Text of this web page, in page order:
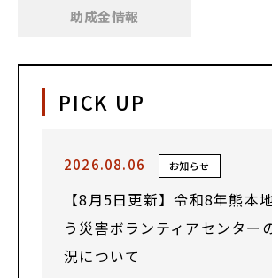
助成金情報
PICK UP
2026.08.06 お知らせ
【8月5日更新】令和8年熊本
う災害ボランティアセンター
況について